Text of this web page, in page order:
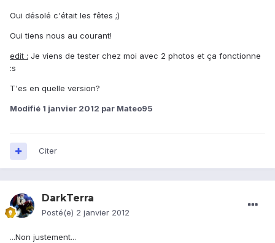
Oui désolé c'était les fêtes ;)
Oui tiens nous au courant!
edit : Je viens de tester chez moi avec 2 photos et ça fonctionne
:s
T'es en quelle version?
Modifié 1 janvier 2012 par Mateo95
Citer
DarkTerra
Posté(e) 2 janvier 2012
...Non justement...